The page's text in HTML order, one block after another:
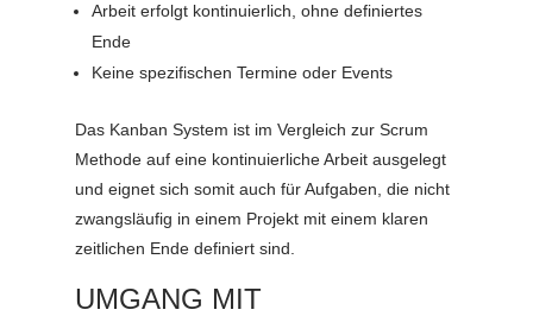
Arbeit erfolgt kontinuierlich, ohne definiertes
Ende
Keine spezifischen Termine oder Events
Das Kanban System ist im Vergleich zur Scrum
Methode auf eine kontinuierliche Arbeit ausgelegt
und eignet sich somit auch für Aufgaben, die nicht
zwangsläufig in einem Projekt mit einem klaren
zeitlichen Ende definiert sind.
UMGANG MIT